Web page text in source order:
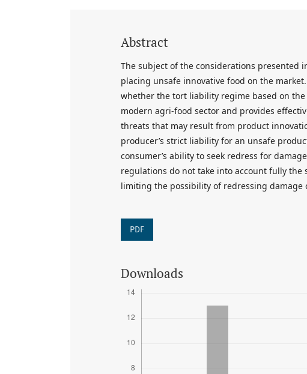
Abstract
The subject of the considerations presented
placing unsafe innovative food on the
whether the tort liability regime based on
modern agri-food sector and provides
threats that may result from product
producer’s strict liability for an unsafe
consumer’s ability to seek redress for
regulations do not take into account fully the
limiting the possibility of redressing damage
PDF
Downloads